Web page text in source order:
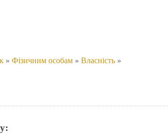
» Фізичним особам» Власність»